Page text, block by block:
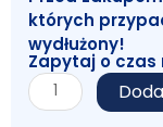
których
wydłużony!
Zapytaj o czas
ilość
Deska